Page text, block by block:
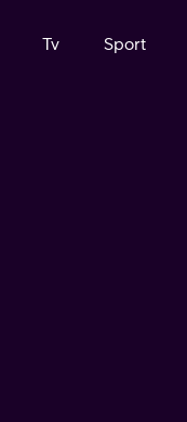
Tv Sport